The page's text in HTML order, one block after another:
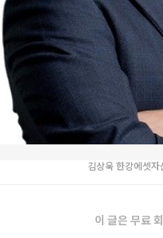
김상욱 한강에셋
이 글은 무료